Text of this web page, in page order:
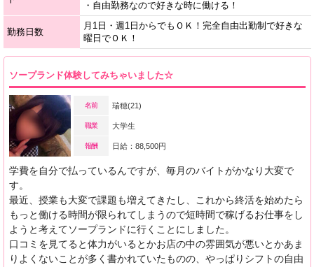
・自由勤務なので好きな時に働ける！
勤務日数
月1日・週1日からでもＯＫ！完全自由出勤制で好きな
曜日でＯＫ！
ソープランド体験してみちゃいました☆
名前 瑞穂(21)
職業 大学生
報酬 日給：88,500円
学費を自分で払っているんですが、毎月のバイトがかなり大変で
す。
最近、授業も大変で課題も増えてきたし、これから終活を始めたら
もっと働ける時間が限られてしまうので短時間で稼げるお仕事をし
ようと考えてソープランドに行くことにしました。
口コミを見てると体力がいるとかお店の中の雰囲気が悪いとかあま
りよくないことが多く書かれていたものの、やっぱりシフトの自由